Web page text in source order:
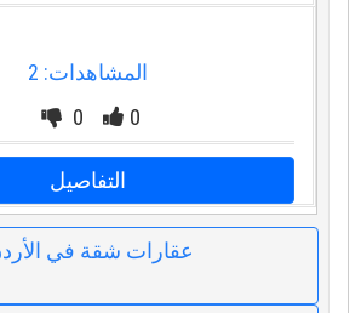
المشاهدات: 2
0
0
التفاصيل
عقارات شقة في